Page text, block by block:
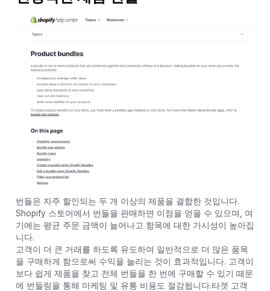
번들은 자주 할인되는 두 개 이상의 제품을 결합한 것입니다.
Shopify 스토어에서 번들을 판매하면 이점을 얻을 수 있으며, 여
기에는 평균 주문 금액이 늘어나고 항목에 대한 가시성이 높아집
니다.
고객이 더 큰 거래를 하도록 유도하여 일반적으로 더 많은 품목
을 구매하게 함으로써 수익을 늘리는 것이 효과적입니다. 고객이
보다 쉽게 ​​제품을 찾고 전체 번들을 한 번에 구매할 수 있기 때문
에 번들링을 통해 마케팅 및 유통 비용도 절감됩니다.타겟 고객